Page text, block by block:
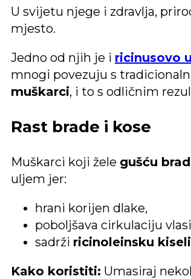
U svijetu njege i zdravlja,
mjesto.
Jedno od njih je i ricinusovo
mnogi povezuju s
muškarci, i to s odličnim
Rast brade i kose
Muškarci koji žele gušću
uljem jer:
hrani korijen dlake,
poboljšava cirkulaciju
sadrži ricinoleinsku
Kako koristiti: Umasiraj